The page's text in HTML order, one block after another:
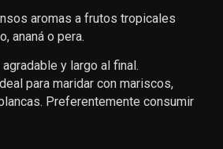
aromas a frutos tropicales
ananá o pera.
y largo al final.
para maridar con mariscos,
Preferentemente consumir